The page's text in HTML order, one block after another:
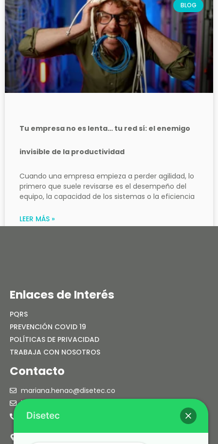
BLOG
Tu empresa no es lenta… tu red sí: el enemigo
invisible de la productividad
Cuando una empresa empieza a perder agilidad, lo
primero que suele revisarse es el desempeño del
equipo, la capacidad de los sistemas o la eficiencia
LEER MÁS »
Enlaces de Interés
PQRS
PREVENCIÓN COVID 19
POLÍTICAS DE PRIVACIDAD
TRABAJA CON NOSOTROS
Contacto
mariana.henao@disetec.co
laura.henao@disetec.co
PBX: (604) 4445535
Cra. 38 No. 38 sur 60 Of. 203
Envigado – Colombia
Disetec